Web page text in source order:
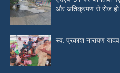
और अतिक्रमण से रोज हो
स्व. प्रकाश नारायण